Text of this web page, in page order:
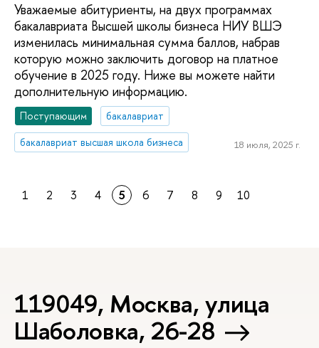
Уважаемые абитуриенты, на двух программах
бакалавриата Высшей школы бизнеса НИУ ВШЭ
изменилась минимальная сумма баллов, набрав
которую можно заключить договор на платное
обучение в 2025 году. Ниже вы можете найти
дополнительную информацию.
Поступающим
бакалавриат
бакалавриат высшая школа бизнеса
18 июля, 2025 г.
1 2 3 4 5 6 7 8 9 10
119049, Москва, улица
Шаболовка, 26-28